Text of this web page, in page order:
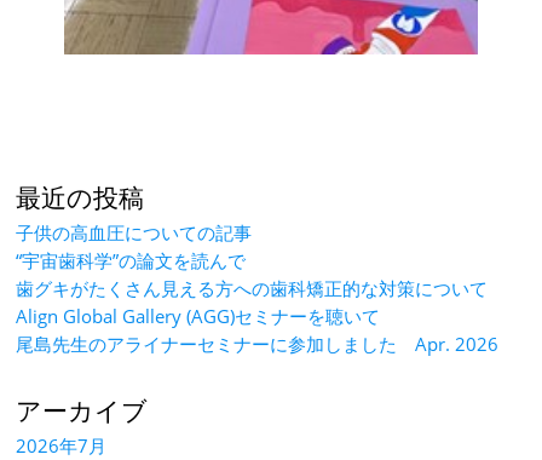
最近の投稿
子供の高血圧についての記事
“宇宙歯科学”の論文を読んで
歯グキがたくさん見える方への歯科矯正的な対策について
Align Global Gallery (AGG)セミナーを聴いて
尾島先生のアライナーセミナーに参加しました Apr. 2026
アーカイブ
2026年7月